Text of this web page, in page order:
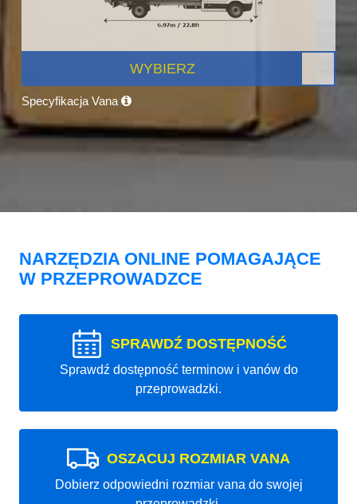
WYBIERZ
Specyfikacja Vana
NARZĘDZIA ONLINE POMAGAJĄCE
W PRZEPROWADZCE
SPRAWDŹ DOSTĘPNOŚĆ
Sprawdź dostępność terminow i vanów do
przeprowadzki.
OSZACUJ ROZMIAR VANA
Dobierz odpowiedni rozmiar vana do swojej